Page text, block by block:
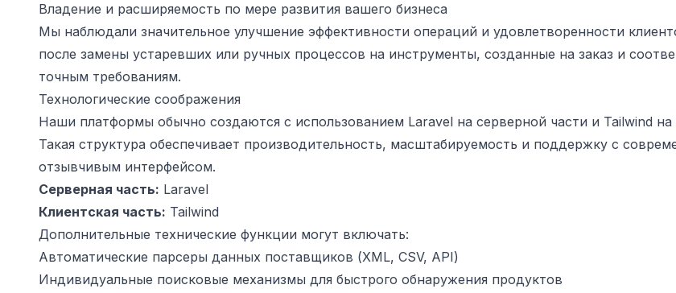
Владение и расширяемость по мере развития вашего бизнеса
Мы наблюдали значительное улучшение эффективности операций и удовлетворенности
после замены устаревших или ручных процессов на инструменты, созданные на заказ и
точным требованиям.
Технологические соображения
Наши платформы обычно создаются с использованием Laravel на серверной части и Tailwind на
Такая структура обеспечивает производительность, масштабируемость и поддержку с
отзывчивым интерфейсом.
Серверная часть: Laravel
Клиентская часть: Tailwind
Дополнительные технические функции могут включать:
Автоматические парсеры данных поставщиков (XML, CSV, API)
Индивидуальные поисковые механизмы для быстрого обнаружения продуктов